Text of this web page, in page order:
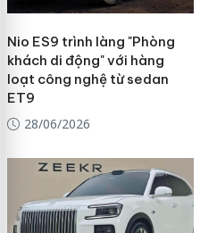
Nio ES9 trình làng "Phòng
khách di động" với hàng
loạt công nghệ từ sedan
ET9
28/06/2026